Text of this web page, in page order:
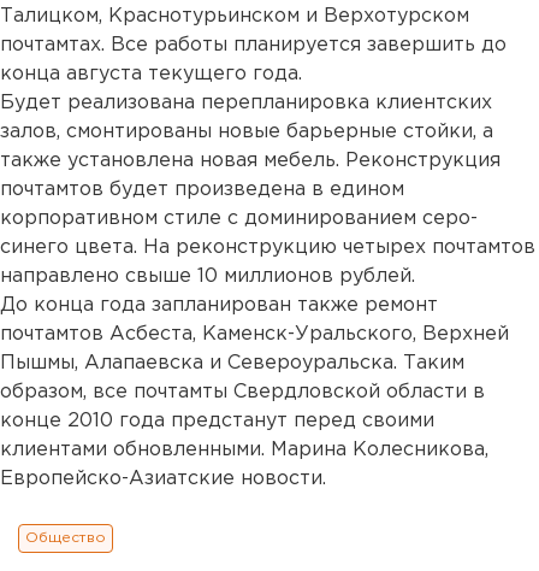
Талицком, Краснотурьинском и Верхотурском
почтамтах. Все работы планируется завершить до
конца августа текущего года.
Будет реализована перепланировка клиентских
залов, смонтированы новые барьерные стойки, а
также установлена новая мебель. Реконструкция
почтамтов будет произведена в едином
корпоративном стиле с доминированием серо-
синего цвета. На реконструкцию четырех почтамтов
направлено свыше 10 миллионов рублей.
До конца года запланирован также ремонт
почтамтов Асбеста, Каменск-Уральского, Верхней
Пышмы, Алапаевска и Североуральска. Таким
образом, все почтамты Свердловской области в
конце 2010 года предстанут перед своими
клиентами обновленными. Марина Колесникова,
Европейско-Азиатские новости.
Общество